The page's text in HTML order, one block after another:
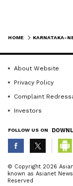
ನಾವ್ಯಾರು
ಹೇಳುತ್ತಾ
ABOUT THE
K
HOME KARNATAKA-
About Website
Privacy Policy
Complaint
Investors
FOLLOW US ON
© Copyright 2026
known as Asianet
Reserved